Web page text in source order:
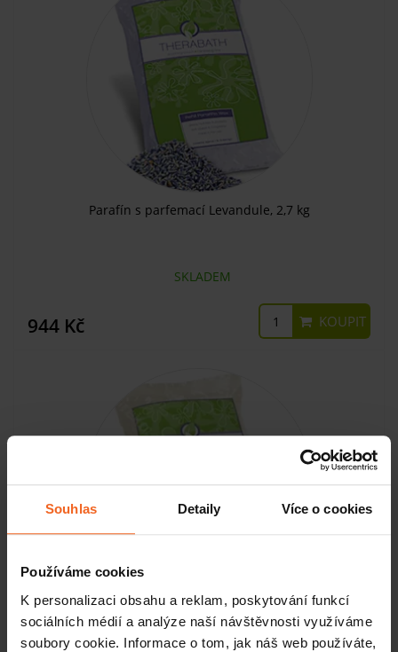
Souhlas Detaily Více o cookies
Používáme cookies
K personalizaci obsahu a reklam, poskytování funkcí
sociálních médií a analýze naší návštěvnosti využíváme
soubory cookie. Informace o tom, jak náš web používáte,
Parafín s parfemací Levandule, 2,7 kg
SKLADEM
944 Kč KOUPIT
Parafín s parfemací Broskev, 2,7 kg